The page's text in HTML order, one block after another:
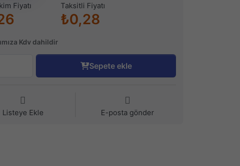
Fiyatı Taksitli Fiyatı
₺0,28
Kdv dahildir
Sepete ekle
Listeye Ekle E-posta gönder